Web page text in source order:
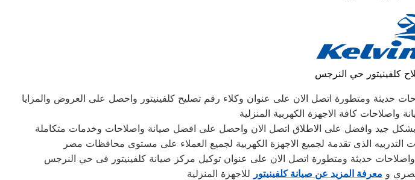
كلفينيتور حي النرجس
حديثة ومتطورة اتصل الان على عنوان وكلاء رقم تصليح كلفينيتور واحصل على العروض والمزايا
واصلاحات كافة الاجهزة الكهربية المنزلية
بشكل جيد وافضل على الاطلاق اتصل الان واحصل على افضل صيانة واصلاحات وخدمات متكاملة
الذى تقدمة لجميع الاجهزة الكهربية لجميع العملاء على مستوى محافظات مصر
حديثة ومتطورة اتصل الان على عنوان توكيل مركز صيانة كلفينيتور فى حي النرجس
و معرفة المزيد عن صيانة كلفينيتور للاجهزة المنزلية